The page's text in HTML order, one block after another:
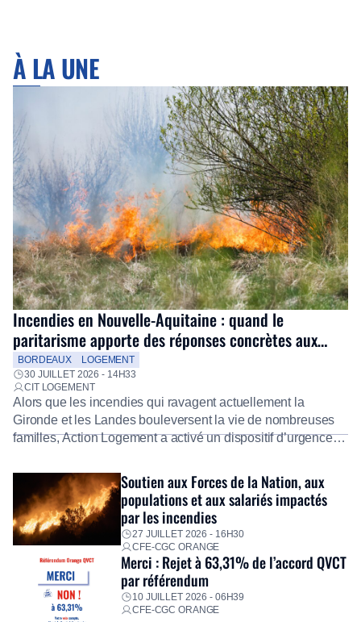
À LA UNE
Incendies en Nouvelle-Aquitaine : quand le
paritarisme apporte des réponses concrètes aux
salariés
BORDEAUX
LOGEMENT
30 JUILLET 2026 - 14H33
CIT LOGEMENT
Alors que les incendies qui ravagent actuellement la
Gironde et les Landes bouleversent la vie de nombreuses
familles, Action Logement a activé un dispositif d’urgence
Fidèle à sa mission d’utilité sociale, le Groupe mobilise
immédiatement ses équipes afin de proposer un diagnostic
personnalisé, des aides financières pour faire face aux
premières dépenses, […]
Soutien aux Forces de la Nation, aux
populations et aux salariés impactés
par les incendies
27 JUILLET 2026 - 16H30
CFE-CGC ORANGE
Merci : Rejet à 63,31% de l’accord QVCT
par référendum
10 JUILLET 2026 - 06H39
CFE-CGC ORANGE